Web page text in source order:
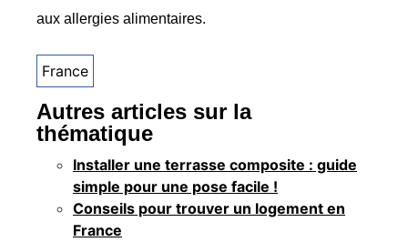
aux allergies alimentaires.
France
Autres articles sur la
thématique
Installer une terrasse composite : guide
simple pour une pose facile !
Conseils pour trouver un logement en
France